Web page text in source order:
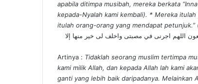
apabila ditimpa musibah, mereka berkata
kepada-Nyalah kami kembali). * Mereka
itulah orang-orang yang mendapat petunjuk.”
اللهم اجرنى في مصبتى واخلف لى خير منها إلا
Artinya : Tidaklah seorang muslim tertimpa
kami milik Allah, dan kepada Allah lah kami
ganti yang lebih baik daripadanya. Melainkan